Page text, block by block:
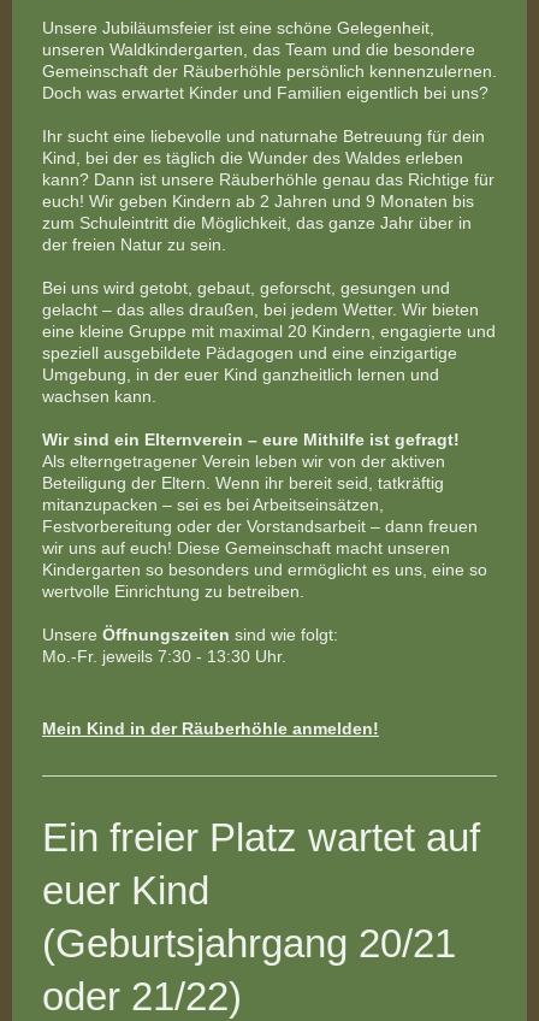
Unsere Jubiläumsfeier ist eine schöne Gelegenheit,
unseren Waldkindergarten, das Team und die besondere
Gemeinschaft der Räuberhöhle persönlich kennenzulernen.
Doch was erwartet Kinder und Familien eigentlich bei uns?
Ihr sucht eine liebevolle und naturnahe Betreuung für dein
Kind, bei der es täglich die Wunder des Waldes erleben
kann? Dann ist unsere Räuberhöhle genau das Richtige für
euch! Wir geben Kindern ab 2 Jahren und 9 Monaten bis
zum Schuleintritt die Möglichkeit, das ganze Jahr über in
der freien Natur zu sein.
Bei uns wird getobt, gebaut, geforscht, gesungen und
gelacht – das alles draußen, bei jedem Wetter. Wir bieten
eine kleine Gruppe mit maximal 20 Kindern, engagierte und
speziell ausgebildete Pädagogen und eine einzigartige
Umgebung, in der euer Kind ganzheitlich lernen und
wachsen kann.
Wir sind ein Elternverein – eure Mithilfe ist gefragt!
Als elterngetragener Verein leben wir von der aktiven
Beteiligung der Eltern. Wenn ihr bereit seid, tatkräftig
mitanzupacken – sei es bei Arbeitseinsätzen,
Festvorbereitung oder der Vorstandsarbeit – dann freuen
wir uns auf euch! Diese Gemeinschaft macht unseren
Kindergarten so besonders und ermöglicht es uns, eine so
wertvolle Einrichtung zu betreiben.
Unsere Öffnungszeiten sind wie folgt:
Mo.-Fr. jeweils 7:30 - 13:30 Uhr.
Mein Kind in der Räuberhöhle anmelden!
Ein freier Platz wartet auf
euer Kind
(Geburtsjahrgang 20/21
oder 21/22)